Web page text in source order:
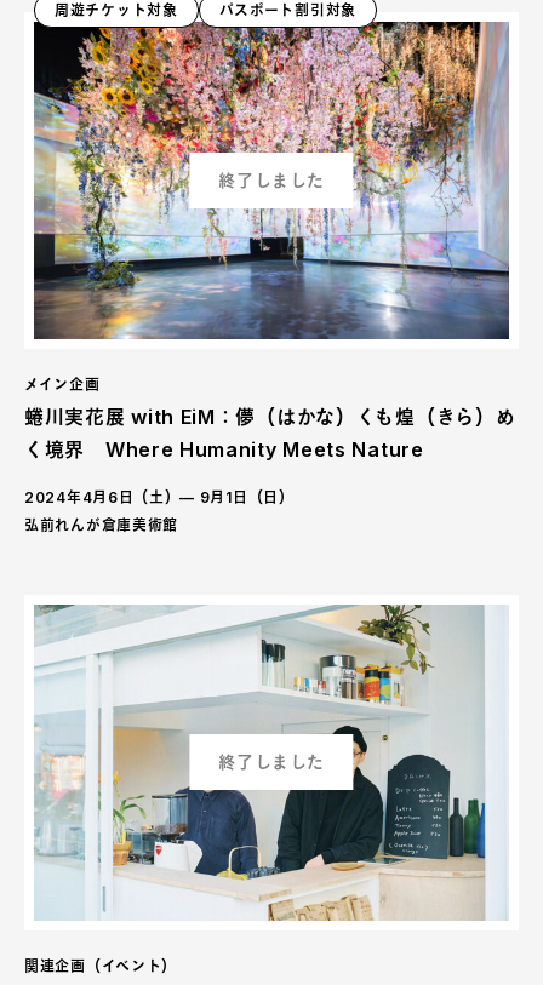
周遊チケット対象 パスポート割引対象
終了しました
メイン企画
蜷川実花展 with EiM：儚（はかな）くも煌（きら）め
く境界 Where Humanity Meets Nature
2024年4月6日（土）— 9月1日（日）
弘前れんが倉庫美術館
終了しました
関連企画（イベント）